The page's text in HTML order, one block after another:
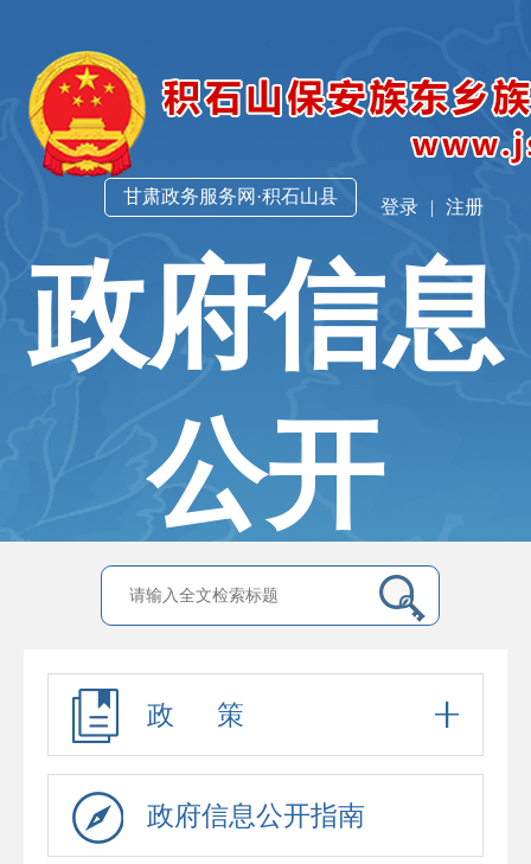
登录 | 注册
甘肃政务服务网·积石山县
政府信息
公开
政 策
政府信息公开指南